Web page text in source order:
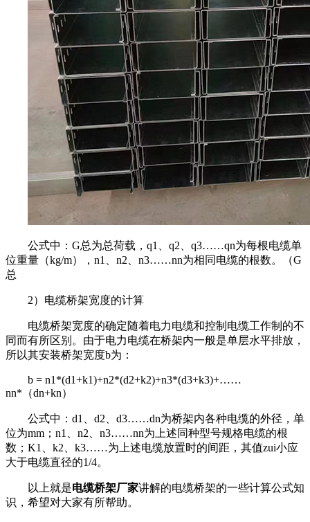
公式中：G总为总荷载，q1、q2、q3……qn为每根电缆单
位重量（kg/m），n1、n2、n3……nn为相同电缆的根数。（G
总
2）电缆桥架宽度的计算
电缆桥架宽度的确定随着电力电缆和控制电缆工作制的不
同而有所区别。由于电力电缆在桥架内一般是单层水平排放，
所以其安装桥架宽度b为：
b = n1*(d1+k1)+n2*(d2+k2)+n3*(d3+k3)+……
nn*（dn+kn）
公式中：d1、d2、d3……dn为桥架内各种电缆的外径，单
位为mm；n1、n2、n3……nn为上述同种型号规格电缆的根
数；K1、k2、k3……为上述电缆放置时的间距，其值zui小应
大于电缆直径的1/4。
以上就是电缆桥架厂家讲解的电缆桥架的一些计算公式知
识，希望对大家有所帮助。